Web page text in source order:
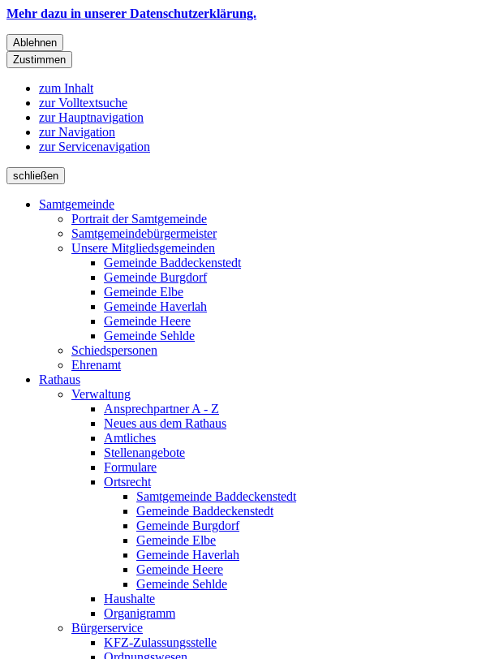
Mehr dazu in unserer Datenschutzerklärung.
Ablehnen
Zustimmen
zum Inhalt
zur Volltextsuche
zur Hauptnavigation
zur Navigation
zur Servicenavigation
schließen
Samtgemeinde
Portrait der Samtgemeinde
Samtgemeindebürgermeister
Unsere Mitgliedsgemeinden
Gemeinde Baddeckenstedt
Gemeinde Burgdorf
Gemeinde Elbe
Gemeinde Haverlah
Gemeinde Heere
Gemeinde Sehlde
Schiedspersonen
Ehrenamt
Rathaus
Verwaltung
Ansprechpartner A - Z
Neues aus dem Rathaus
Amtliches
Stellenangebote
Formulare
Ortsrecht
Samtgemeinde Baddeckenstedt
Gemeinde Baddeckenstedt
Gemeinde Burgdorf
Gemeinde Elbe
Gemeinde Haverlah
Gemeinde Heere
Gemeinde Sehlde
Haushalte
Organigramm
Bürgerservice
KFZ-Zulassungsstelle